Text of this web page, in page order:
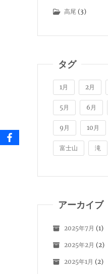
高尾 (3)
タグ
1月 2月
5月 6月
9月 10月
富士山 滝
アーカイブ
2025年7月 (1)
2025年2月 (2)
2025年1月 (2)